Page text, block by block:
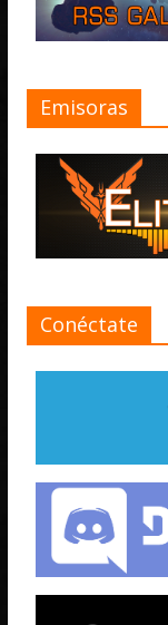
Emisoras
Conéctate